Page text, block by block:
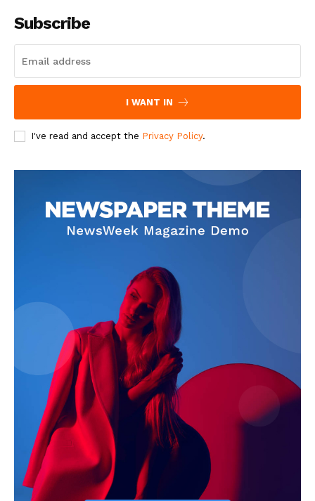
Jagruk Janta
Subscribe
I WANT IN
I've read and accept the Privacy Policy.